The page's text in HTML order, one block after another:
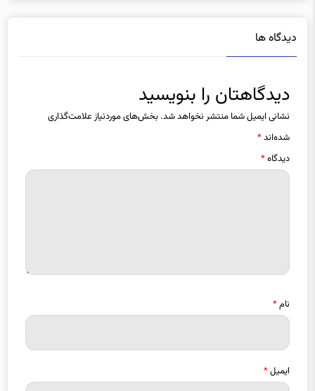
دیدگاه ها
دیدگاهتان را بنویسید
نشانی ایمیل شما منتشر نخواهد شد. بخش‌های موردنیاز علامت‌گذاری
شده‌اند*
دیدگاه*
نام*
ایمیل*